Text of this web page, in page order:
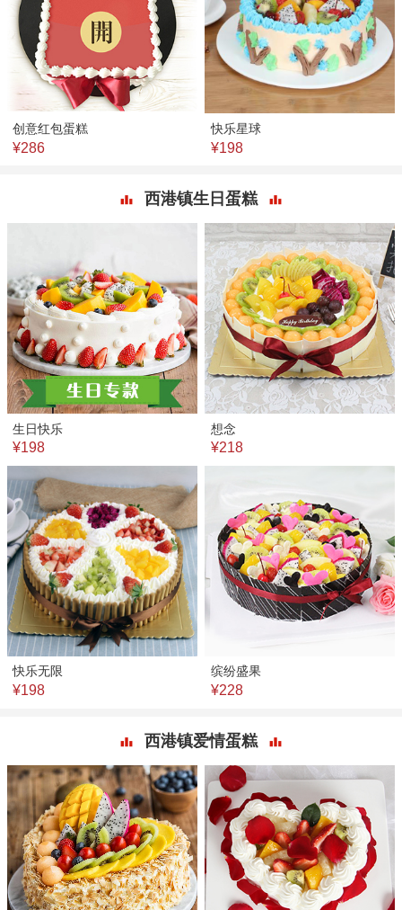
创意红包蛋糕
¥286
快乐星球
¥198
西港镇生日蛋糕
生日快乐
¥198
想念
¥218
快乐无限
¥198
缤纷盛果
¥228
西港镇爱情蛋糕